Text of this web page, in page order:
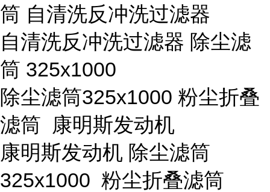
筒 自清洗反冲洗过滤器
自清洗反冲洗过滤器 除尘滤
筒 325x1000
除尘滤筒325x1000 粉尘折叠
滤筒 康明斯发动机
康明斯发动机 除尘滤筒
325x1000 粉尘折叠滤筒